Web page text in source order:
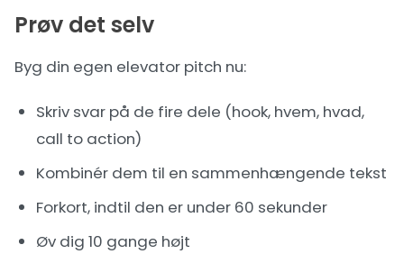
Prøv det selv
Byg din egen elevator pitch nu:
Skriv svar på de fire dele (hook, hvem, hvad,
call to action)
Kombinér dem til en sammenhængende tekst
Forkort, indtil den er under 60 sekunder
Øv dig 10 gange højt